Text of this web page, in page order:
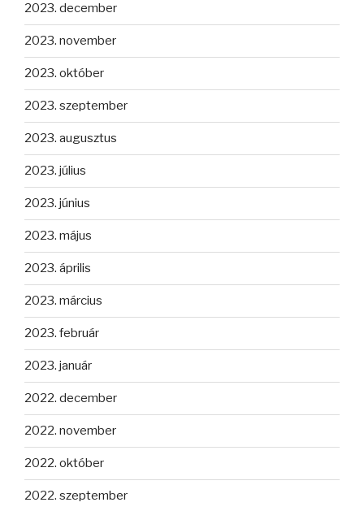
2023. december
2023. november
2023. október
2023. szeptember
2023. augusztus
2023. július
2023. június
2023. május
2023. április
2023. március
2023. február
2023. január
2022. december
2022. november
2022. október
2022. szeptember